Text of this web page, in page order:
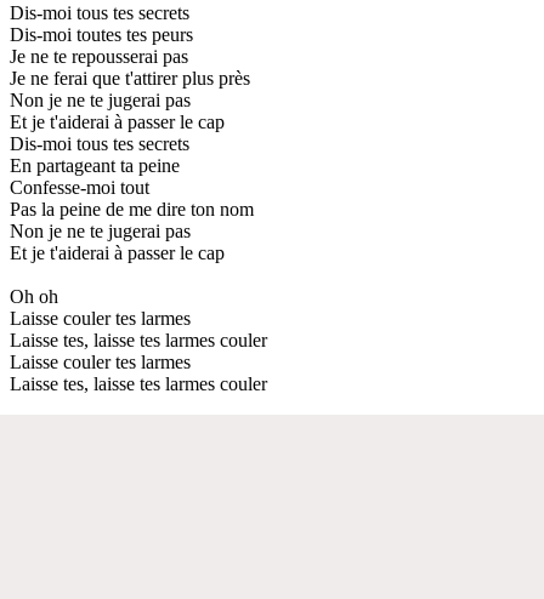
Dis-moi tous tes secrets
Dis-moi toutes tes peurs
Je ne te repousserai pas
Je ne ferai que t'attirer plus près
Non je ne te jugerai pas
Et je t'aiderai à passer le cap
Dis-moi tous tes secrets
En partageant ta peine
Confesse-moi tout
Pas la peine de me dire ton nom
Non je ne te jugerai pas
Et je t'aiderai à passer le cap
Oh oh
Laisse couler tes larmes
Laisse tes, laisse tes larmes couler
Laisse couler tes larmes
Laisse tes, laisse tes larmes couler